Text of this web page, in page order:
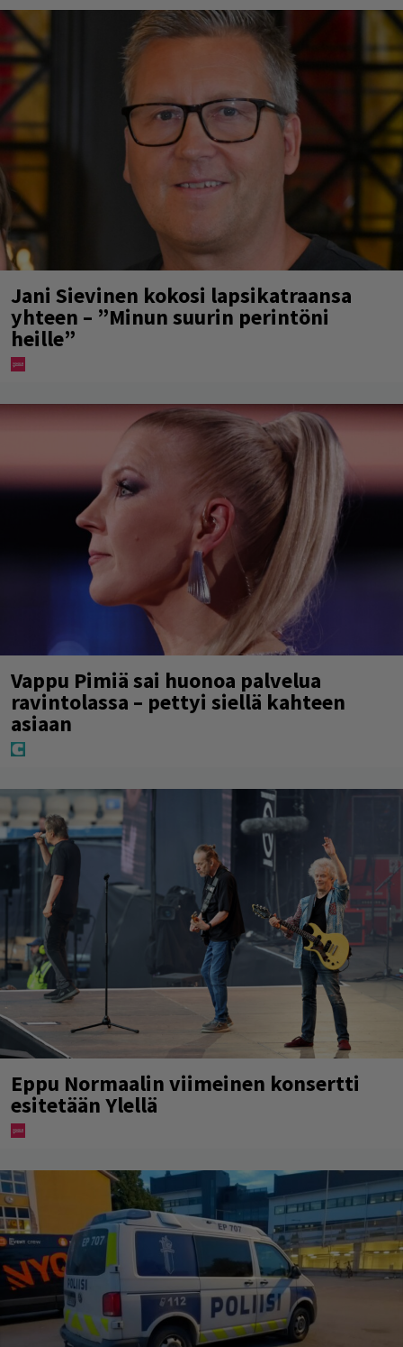
Jani Sievinen kokosi lapsikatraansa
yhteen – ”Minun suurin perintöni
heille”
Vappu Pimiä sai huonoa palvelua
ravintolassa – pettyi siellä kahteen
asiaan
Eppu Normaalin viimeinen konsertti
esitetään Ylellä